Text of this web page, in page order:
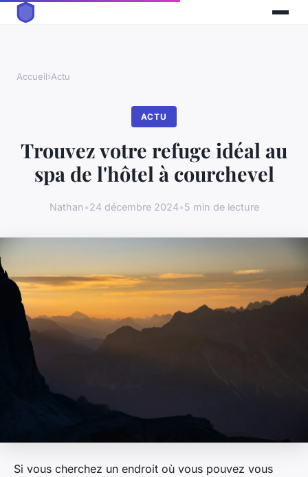
Accueil›Actu
ACTU
Trouvez votre refuge idéal au
spa de l'hôtel à courchevel
Nathan•24 décembre 2024•5 min de lecture
Si vous cherchez un endroit où vous pouvez vous